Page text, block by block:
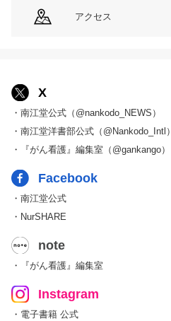
アクセス
X
・南江堂公式（@nankodo_NEWS）
・南江堂洋書部公式（@Nankodo_Intl）
・『がん看護』編集室（@gankango）
Facebook
・南江堂公式
・NurSHARE
note
・『がん看護』編集室
Instagram
・電子書籍 公式